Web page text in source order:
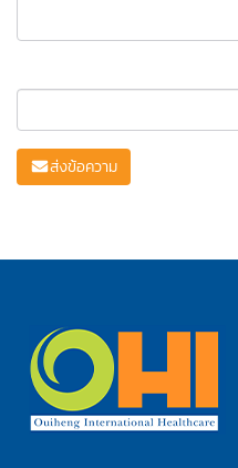
ส่งข้อความ